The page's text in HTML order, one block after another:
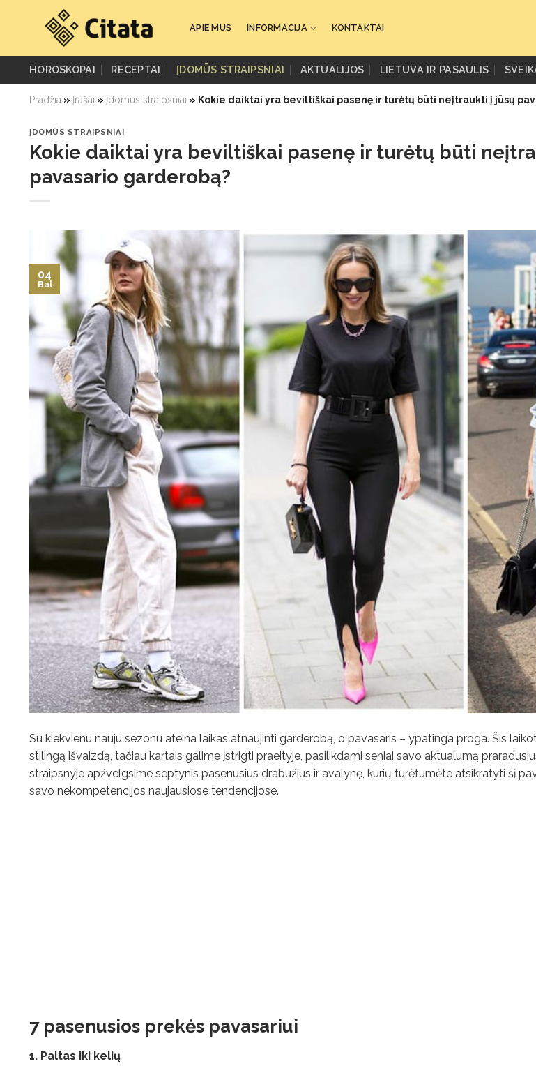
APIE MUS INFORMACIJA KONTAKTAI
HOROSKOPAI RECEPTAI ĮDOMŪS STRAIPSNIAI AKTUALIJOS LIETUVA IR PASAULIS
Pradžia » Įrašai » Įdomūs straipsniai » Kokie daiktai yra beviltiškai pasenę ir turėtų būti neįtraukti į jūsų
ĮDOMŪS STRAIPSNIAI
Kokie daiktai yra beviltiškai pasenę ir turėtų būti
pavasario garderobą?
04
Bal
Su kiekvienu nauju sezonu ateina laikas atnaujinti garderobą, o pavasaris – ypatinga proga. Šis
stilingą išvaizdą, tačiau kartais galime įstrigti praeityje, pasilikdami seniai savo aktualumą
straipsnyje apžvelgsime septynis pasenusius drabužius ir avalynę, kurių turėtumėte atsikratyti šį
savo nekompetencijos naujausiose tendencijose.
7 pasenusios prekės pavasariui
1. Paltas iki kelių